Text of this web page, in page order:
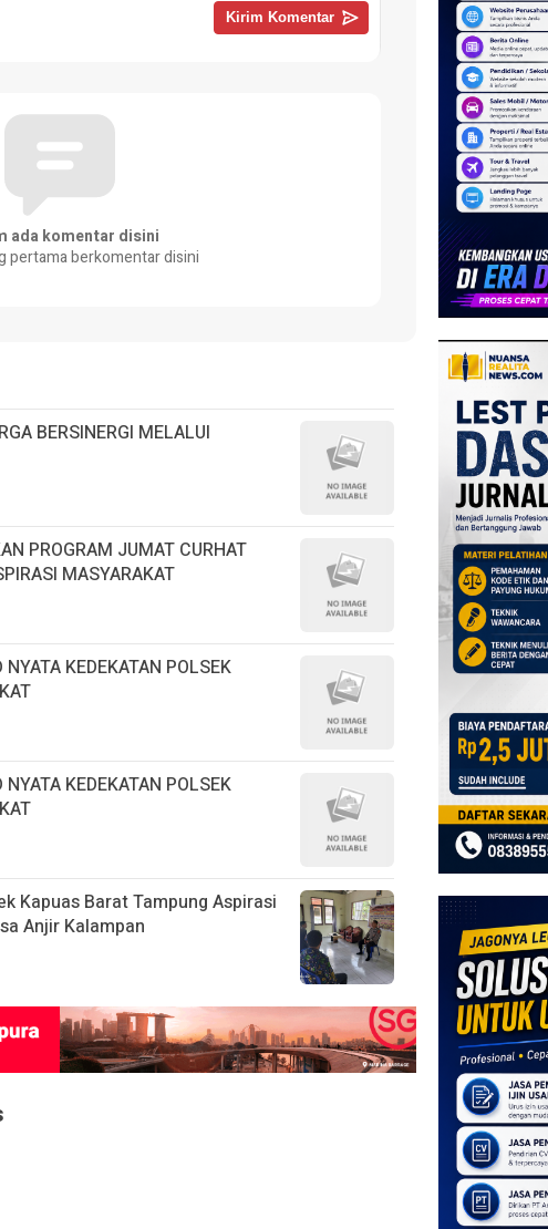
ada komentar disini
pertama berkomentar disini
BERSINERGI MELALUI
PROGRAM JUMAT CURHAT
MASYARAKAT
KEDEKATAN POLSEK
KEDEKATAN POLSEK
Kapuas Barat Tampung Aspirasi
Anjir Kalampan